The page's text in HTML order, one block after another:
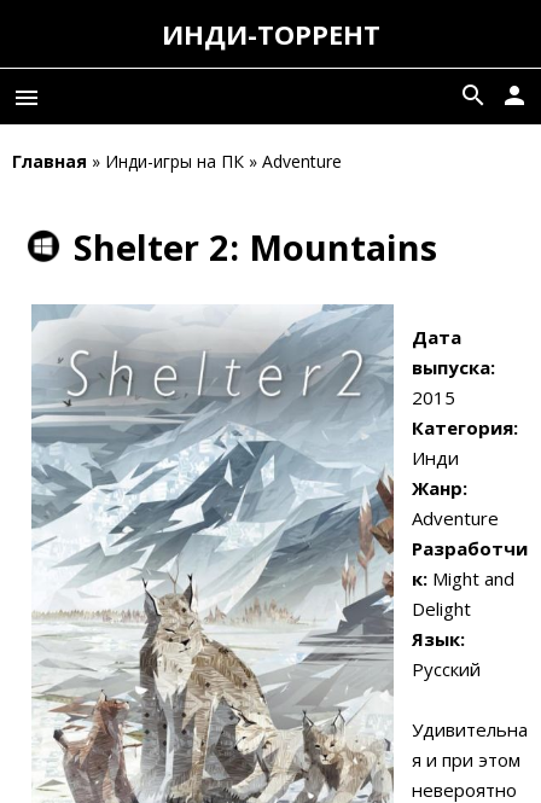
ИНДИ-ТОРРЕНТ
menu person
search
Главная » Инди-игры на ПК » Adventure
Shelter 2: Mountains
Дата
выпуска:
2015
Категория:
Инди
Жанр:
Adventure
Разработчи
к: Might and
Delight
Язык:
Русский
Удивительна
я и при этом
невероятно